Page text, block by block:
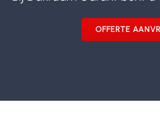
OFFERTE